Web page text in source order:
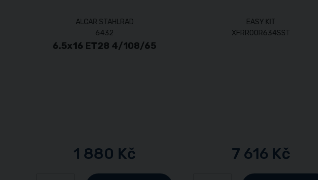
ALCAR STAHLRAD
6432
6.5x16 ET28 4/108/65
1 880 Kč
EASY KIT
XFRR00R634SST
7 616 Kč